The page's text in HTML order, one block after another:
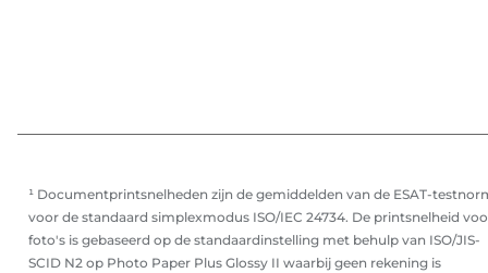
¹ Documentprintsnelheden zijn de gemiddelden van de ESAT-
voor de standaard simplexmodus ISO/IEC 24734. De printsnelheid
foto's is gebaseerd op de standaardinstelling met behulp van ISO/JIS-
SCID N2 op Photo Paper Plus Glossy II waarbij geen rekening is